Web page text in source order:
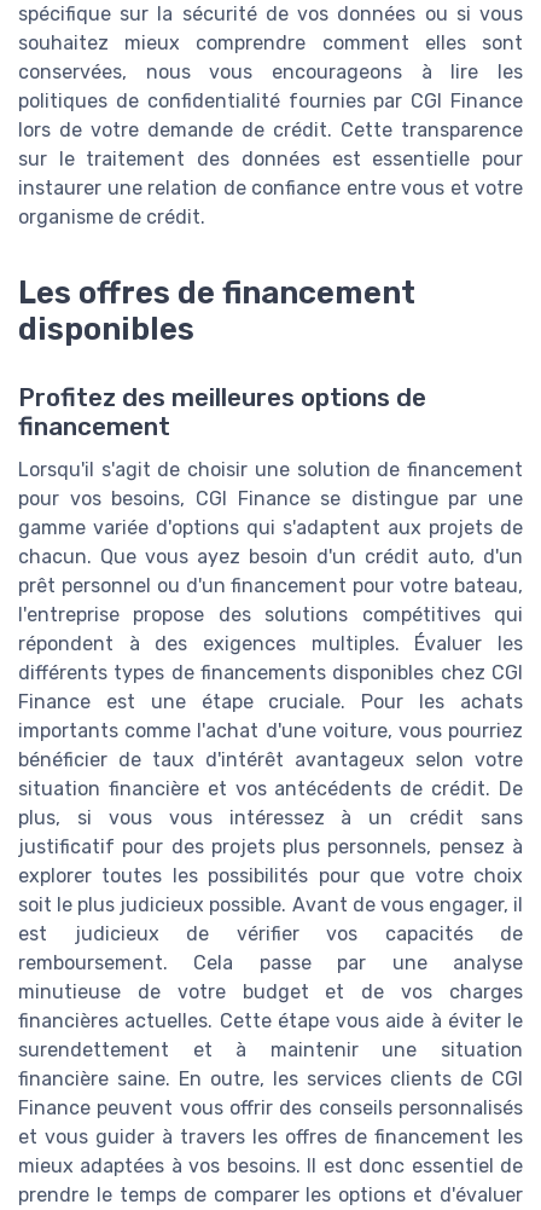
spécifique sur la sécurité de vos données ou si vous
souhaitez mieux comprendre comment elles sont
conservées, nous vous encourageons à lire les
politiques de confidentialité fournies par CGI Finance
lors de votre demande de crédit. Cette transparence
sur le traitement des données est essentielle pour
instaurer une relation de confiance entre vous et votre
organisme de crédit.
Les offres de financement
disponibles
Profitez des meilleures options de
financement
Lorsqu'il s'agit de choisir une solution de financement
pour vos besoins, CGI Finance se distingue par une
gamme variée d'options qui s'adaptent aux projets de
chacun. Que vous ayez besoin d'un crédit auto, d'un
prêt personnel ou d'un financement pour votre bateau,
l'entreprise propose des solutions compétitives qui
répondent à des exigences multiples. Évaluer les
différents types de financements disponibles chez CGI
Finance est une étape cruciale. Pour les achats
importants comme l'achat d'une voiture, vous pourriez
bénéficier de taux d'intérêt avantageux selon votre
situation financière et vos antécédents de crédit. De
plus, si vous vous intéressez à un crédit sans
justificatif pour des projets plus personnels, pensez à
explorer toutes les possibilités pour que votre choix
soit le plus judicieux possible. Avant de vous engager, il
est judicieux de vérifier vos capacités de
remboursement. Cela passe par une analyse
minutieuse de votre budget et de vos charges
financières actuelles. Cette étape vous aide à éviter le
surendettement et à maintenir une situation
financière saine. En outre, les services clients de CGI
Finance peuvent vous offrir des conseils personnalisés
et vous guider à travers les offres de financement les
mieux adaptées à vos besoins. Il est donc essentiel de
prendre le temps de comparer les options et d'évaluer